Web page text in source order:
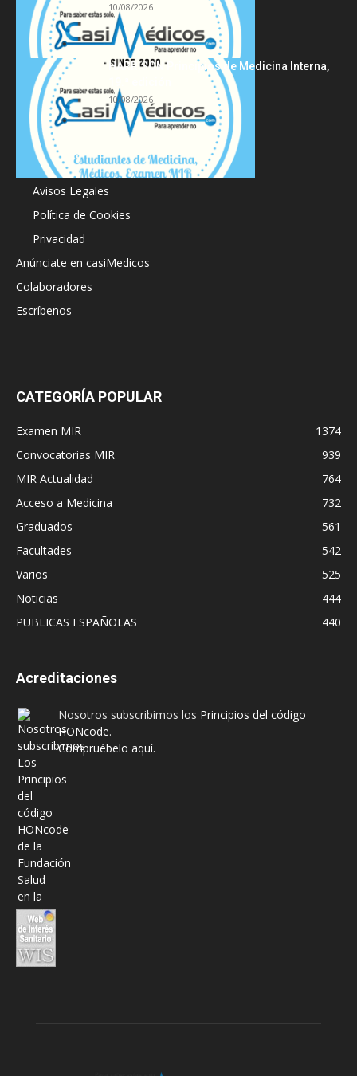
10/08/2026
HARRISON Principios de Medicina Interna,
10/08/2026
Acerca de
Avisos Legales
Política de Cookies
Privacidad
Anúnciate en casiMedicos
Colaboradores
Escríbenos
CATEGORÍA POPULAR
Examen MIR
1374
Convocatorias MIR
939
MIR Actualidad
764
Acceso a Medicina
732
Graduados
561
Facultades
542
Varios
525
Noticias
444
PUBLICAS ESPAÑOLAS
440
Acreditaciones
Nosotros subscribimos los Principios del código
HONcode.
Compruébelo aquí.